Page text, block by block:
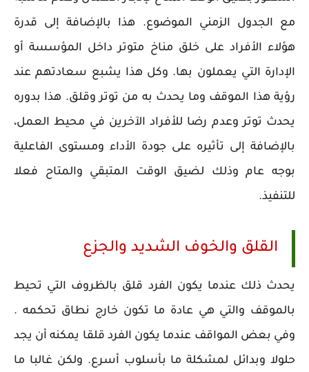
مع الجدول الزمني الموضوع. هذا بالإضافة إلى قدرة
هؤلاء الأفراد على خلق مناخ متوتر داخل المؤسسة أو
الإدارة التي يعملون بها. وكل هذا يشبع سعادتهم عند
رؤية هذا الموقف وما يحدث به من توتر وقلق. هذا بدوره
يحدث توتر وعدم رضا للأفراد الآخرين في محيط العمل،
بالإضافة إلى تأثيره على جودة الأداء ومستوى الفاعلية
بوجه عام وذلك لضيق الوقت المتبقي والمتاح فعلا
للتنفيذ.
القلق والخوف الشديد والجزع
يحدث ذلك عندما يكون الفرد قلق بالظروف التي تحيط
بالموقف والتي هي عادة ما تكون خارج نطاق تحكمه .
وفي بعض المواقف عندما يكون الفرد قلقا يمكنه أن يجد
حلولا وبدائل لمشكلة ما بأسلوب أسرع. ولكن غالبا ما